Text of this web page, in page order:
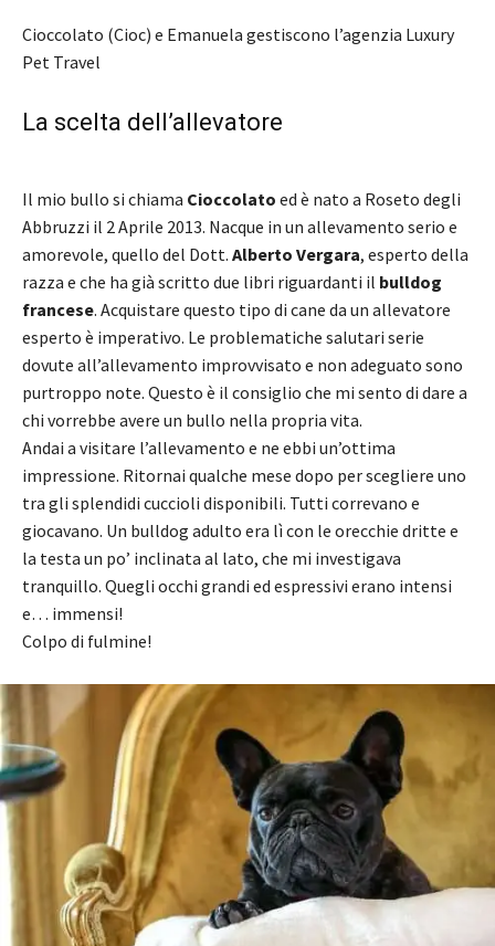
Cioccolato (Cioc) e Emanuela gestiscono l’agenzia Luxury
Pet Travel
La scelta dell’allevatore
Il mio bullo si chiama Cioccolato ed è nato a Roseto degli
Abbruzzi il 2 Aprile 2013. Nacque in un allevamento serio e
amorevole, quello del Dott. Alberto Vergara, esperto della
razza e che ha già scritto due libri riguardanti il bulldog
francese. Acquistare questo tipo di cane da un allevatore
esperto è imperativo. Le problematiche salutari serie
dovute all’allevamento improvvisato e non adeguato sono
purtroppo note. Questo è il consiglio che mi sento di dare a
chi vorrebbe avere un bullo nella propria vita.
Andai a visitare l’allevamento e ne ebbi un’ottima
impressione. Ritornai qualche mese dopo per scegliere uno
tra gli splendidi cuccioli disponibili. Tutti correvano e
giocavano. Un bulldog adulto era lì con le orecchie dritte e
la testa un po’ inclinata al lato, che mi investigava
tranquillo. Quegli occhi grandi ed espressivi erano intensi
e… immensi!
Colpo di fulmine!